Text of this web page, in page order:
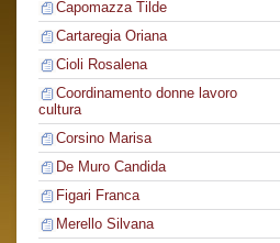
Capomazza Tilde
Cartaregia Oriana
Cioli Rosalena
Coordinamento donne lavoro
cultura
Corsino Marisa
De Muro Candida
Figari Franca
Merello Silvana